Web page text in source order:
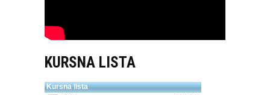
KURSNA LISTA